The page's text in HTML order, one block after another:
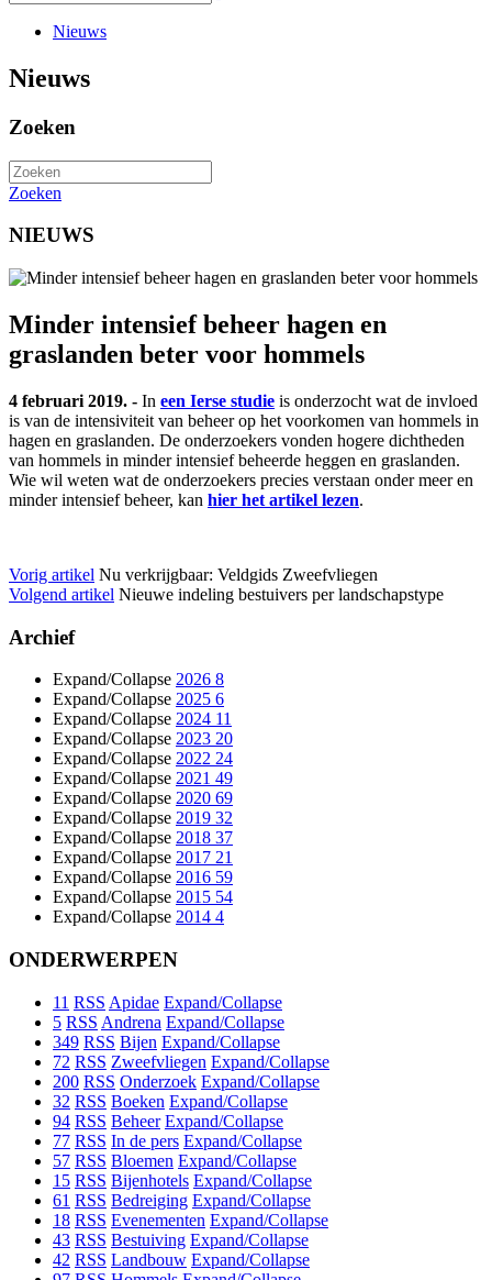
Nieuws
Nieuws
Zoeken
Zoeken
NIEUWS
Minder intensief beheer hagen en
graslanden beter voor hommels
4 februari 2019. - In een Ierse studie is onderzocht wat de invloed
is van de intensiviteit van beheer op het voorkomen van hommels in
hagen en graslanden. De onderzoekers vonden hogere dichtheden
van hommels in minder intensief beheerde heggen en graslanden.
Wie wil weten wat de onderzoekers precies verstaan onder meer en
minder intensief beheer, kan hier het artikel lezen.
Vorig artikel Nu verkrijgbaar: Veldgids Zweefvliegen
Volgend artikel Nieuwe indeling bestuivers per landschapstype
Archief
Expand/Collapse 2026 8
Expand/Collapse 2025 6
Expand/Collapse 2024 11
Expand/Collapse 2023 20
Expand/Collapse 2022 24
Expand/Collapse 2021 49
Expand/Collapse 2020 69
Expand/Collapse 2019 32
Expand/Collapse 2018 37
Expand/Collapse 2017 21
Expand/Collapse 2016 59
Expand/Collapse 2015 54
Expand/Collapse 2014 4
ONDERWERPEN
11 RSS Apidae Expand/Collapse
5 RSS Andrena Expand/Collapse
349 RSS Bijen Expand/Collapse
72 RSS Zweefvliegen Expand/Collapse
200 RSS Onderzoek Expand/Collapse
32 RSS Boeken Expand/Collapse
94 RSS Beheer Expand/Collapse
77 RSS In de pers Expand/Collapse
57 RSS Bloemen Expand/Collapse
15 RSS Bijenhotels Expand/Collapse
61 RSS Bedreiging Expand/Collapse
18 RSS Evenementen Expand/Collapse
43 RSS Bestuiving Expand/Collapse
42 RSS Landbouw Expand/Collapse